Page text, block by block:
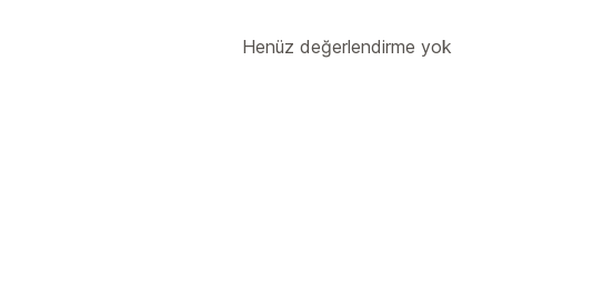
Henüz değerlendirme yok